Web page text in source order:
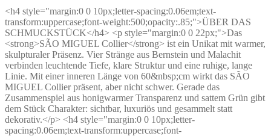
<h4 style="margin:0 0 10px;letter-spacing:0.06em;text-
transform:uppercase;font-weight:500;opacity:.85;">ÜBER DAS
SCHMUCKSTÜCK</h4> <p style="margin:0 0 22px;">Das
<strong>SÃO MIGUEL Collier</strong> ist ein Unikat mit warmer,
skulpturaler Präsenz. Vier Stränge aus Bernstein und Malachit
verbinden leuchtende Tiefe, klare Struktur und eine ruhige, lange
Linie. Mit einer inneren Länge von 60&nbsp;cm wirkt das SÃO
MIGUEL Collier präsent, aber nicht schwer. Gerade das
Zusammenspiel aus honigwarmer Transparenz und sattem Grün gibt
dem Stück Charakter: sichtbar, luxuriös und gesammelt statt
dekorativ.</p> <h4 style="margin:0 0 10px;letter-
spacing:0.06em;text-transform:uppercase;font-